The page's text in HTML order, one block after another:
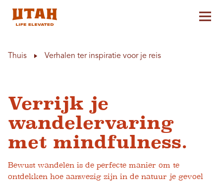
Thuis Verhalen ter inspiratie voor je reis
Verrijk je
wandelervaring
met mindfulness.
Bewust wandelen is de perfecte manier om te
ontdekken hoe aanwezig zijn in de natuur je gevoel